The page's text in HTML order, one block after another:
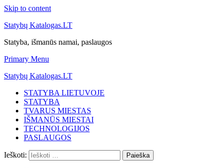
Skip to content
Statybų Katalogas.LT
Statyba, išmanūs namai, paslaugos
Primary Menu
Statybų Katalogas.LT
STATYBA LIETUVOJE
STATYBA
TVARUS MIESTAS
IŠMANŪS MIESTAI
TECHNOLOGIJOS
PASLAUGOS
Ieškoti: